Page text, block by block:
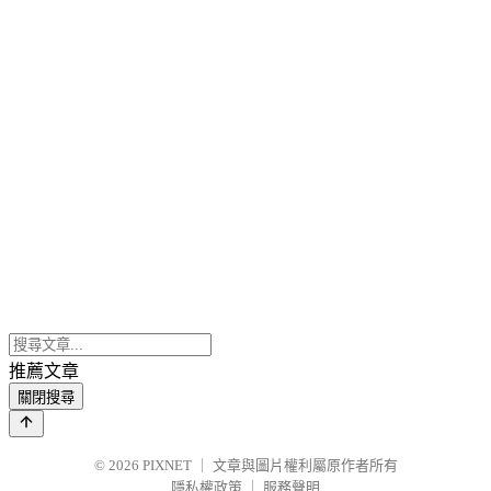
推薦文章
關閉搜尋
© 2026 PIXNET
文章與圖片權利屬原作者所有
隱私權政策
服務聲明